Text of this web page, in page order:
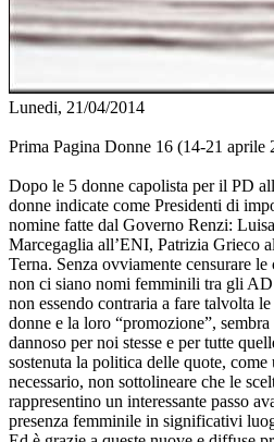
Lunedi, 21/04/2014
Prima Pagina Donne 16 (14-21 aprile
Dopo le 5 donne capolista per il PD
donne indicate come Presidenti di
nomine fatte dal Governo Renzi:
Marcegaglia all’ENI, Patrizia Grieco
Terna. Senza ovviamente censurare
non ci siano nomi femminili tra gli
non essendo contraria a fare talvolta
donne e la loro “promozione”,
dannoso per noi stesse e per tutte
sostenuta la politica delle quote,
necessario, non sottolineare che le
rappresentino un interessante passo
presenza femminile in significativi